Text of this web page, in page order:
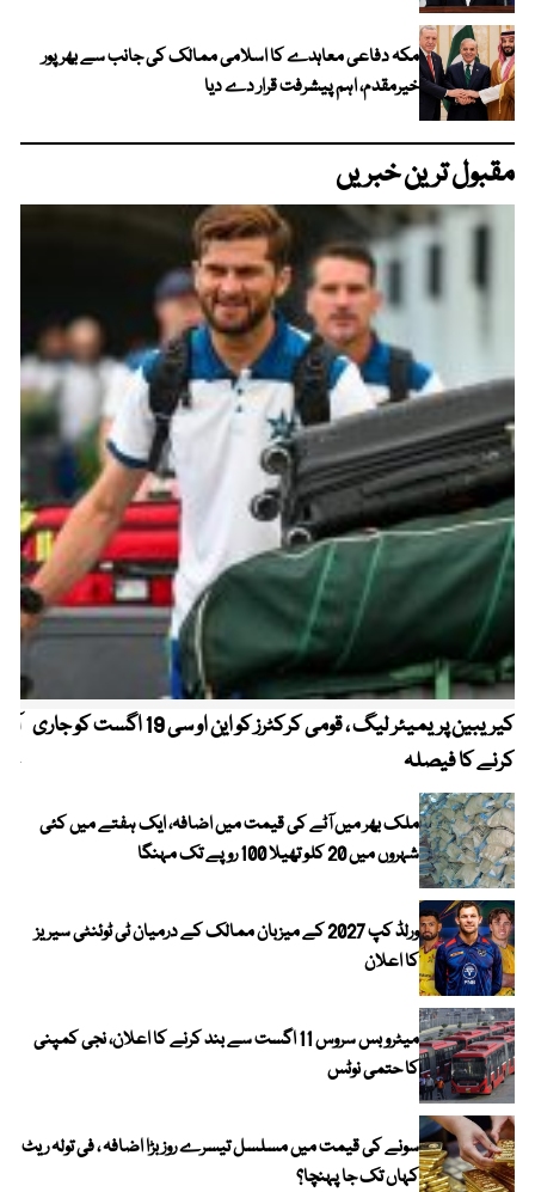
مکہ دفاعی معاہدے کا اسلامی ممالک کی جانب سے بھرپور
خیرمقدم، اہم پیشرفت قرار دے دیا
مقبول ترین خبریں
کیریبین پریمیئر لیگ ، قومی کرکٹرز کو این او سی 19 اگست کو جاری
کرنے کا فیصلہ
ملک بھر میں آٹے کی قیمت میں اضافہ، ایک ہفتے میں کئی
شہروں میں 20 کلو تھیلا 100 روپے تک مہنگا
ورلڈ کپ 2027 کے میزبان ممالک کے درمیان ٹی ٹوئنٹی سیریز
کا اعلان
میٹرو بس سروس 11 اگست سے بند کرنے کا اعلان، نجی کمپنی
کا حتمی نوٹس
سونے کی قیمت میں مسلسل تیسرے روز بڑا اضافہ ، فی تولہ ریٹ
کہاں تک جا پہنچا؟